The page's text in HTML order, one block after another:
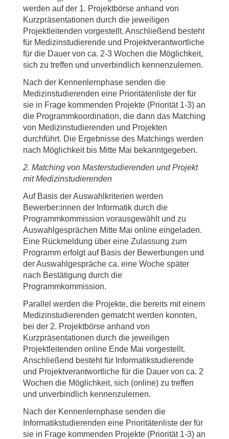
werden auf der 1. Projektbörse anhand von
Kurzpräsentationen durch die jeweiligen
Projektleitenden vorgestellt. Anschließend besteht
für Medizinstudierende und Projektverantwortliche
für die Dauer von ca. 2-3 Wochen die Möglichkeit,
sich zu treffen und unverbindlich kennenzulernen.
Nach der Kennenlernphase senden die
Medizinstudierenden eine Prioritätenliste der für
sie in Frage kommenden Projekte (Priorität 1-3) an
die Programmkoordination, die dann das Matching
von Medizinstudierenden und Projekten
durchführt. Die Ergebnisse des Matchings werden
nach Möglichkeit bis Mitte Mai bekanntgegeben.
2. Matching von Masterstudierenden und Projekt
mit Medizinstudierenden
Auf Basis der Auswahlkriterien werden
Bewerber:innen der Informatik durch die
Programmkommission vorausgewählt und zu
Auswahlgesprächen Mitte Mai online eingeladen.
Eine Rückmeldung über eine Zulassung zum
Programm erfolgt auf Basis der Bewerbungen und
der Auswahlgespräche ca. eine Woche später
nach Bestätigung durch die
Programmkommission.
Parallel werden die Projekte, die bereits mit einem
Medizinstudierenden gematcht werden konnten,
bei der 2. Projektbörse anhand von
Kurzpräsentationen durch die jeweiligen
Projektleitenden online Ende Mai vorgestellt.
Anschließend besteht für Informatikstudierende
und Projektverantwortliche für die Dauer von ca. 2
Wochen die Möglichkeit, sich (online) zu treffen
und unverbindlich kennenzulernen.
Nach der Kennenlernphase senden die
Informatikstudierenden eine Prioritätenliste der für
sie in Frage kommenden Projekte (Priorität 1-3) an